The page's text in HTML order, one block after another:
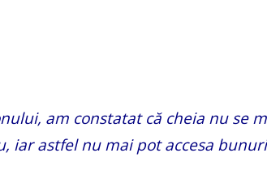
am constatat că cheia nu se
iar astfel nu mai pot accesa